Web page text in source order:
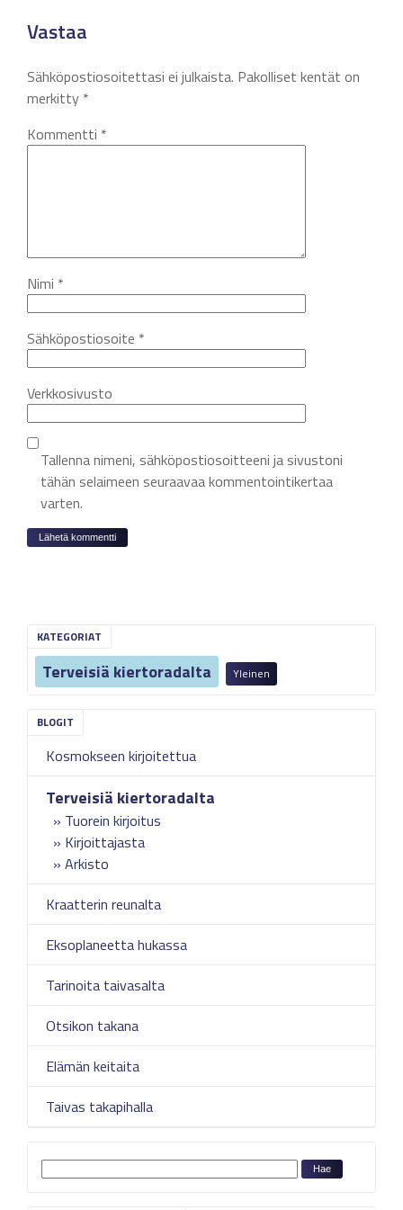
KATEGORIAT
Terveisiä kiertoradalta Yleinen
Kosmokseen kirjoitettua
Terveisiä kiertoradalta
Tuorein kirjoitus
Kirjoittajasta
Arkisto
Kraatterin reunalta
Eksoplaneetta hukassa
Tarinoita taivasalta
Otsikon takana
Elämän keitaita
Taivas takapihalla
Vastaa
Sähköpostiosoitettasi ei julkaista. Pakolliset kentät on
merkitty *
Kommentti *
Nimi *
Sähköpostiosoite *
Verkkosivusto
Tallenna nimeni, sähköpostiosoitteeni ja sivustoni
tähän selaimeen seuraavaa kommentointikertaa
varten.